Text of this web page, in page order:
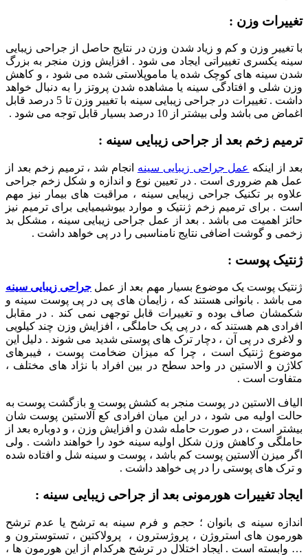
تغییرات وزن :
با تغییر وزن و کم و زیاد شدن وزن در نتایج حاصل از جراحی زیبایی
سینه یکسری تغییراتی ایجاد می شود . افزایش وزن منجر به بزرگ
شدن سینه های کوچک شده یا ماموپلاستی شده می شود ، و کاهش
وزن شلی و افتادگی سینه یا مشاهده شدن پروتز را به دنبال خواهد
داشت . تغییرات در جراحی زیبایی سینه با تغییر وزن تا 5 درصد قابل
اغماض می باشد ولی بیشتر از 10 درصد بسیار قابل توجه می شود .
ترمیم زخم بعد از جراحی زیبایی سینه :
بعد از اینکه عمل جراحی زیبایی سینه انجام شد ، ترمیم زخم بعد از
عمل هم ضروری است . در تعیین نوع و اندازه و شکل زخم جراحی
علاوه بر تکنیک جراحی زیبایی سینه ، مراقبت های بیمار نیز مهم
است . برای ترمیم زخم ژنتیک و موارد بیوشیمیایی برای ترمیم نیز
حائز اهمیت می باشد . بعد از عمل جراحی زیبایی سینه ، مشکل بد
زخمی و گوشت اضافی نتایج نامناسبی را در پی خواهد داشت .
ژنتیک پوست :
ژنتیک پوست یک موضوع بسیار مهم بعد از عمل جراحی زیبایی سینه
می باشد . بانوانی هستند که ، زایمان های پی در پی پوست سینه و
شکمشان صاف بوده و تغییرات قابل توجهی نمی کند . در مقابل
افرادی هم هستند که ، در پی یک حاملگی ، افزایش وزن چند کیلویی
و لاغری در پی آن ، دچار ترک های پوستی شدید می شوند . دلیل این
موضوع ژنتیک است ، چرا که میزان ضخامت پوست ، فیبرهای
کلاژن و الاستین در واحد سطح در بین افراد با نژاد های مختلف ،
متفاوت است .
الیاف الاستین در پوست منجر به کشش پوست و بازگشت پوست به
حالت اولیه می شود ، در این میان افرادی کع آلاستین پوست شان
بیشتر است ، در صورت حامله شدن و افزایش وزن ، و دوباره بعد از
حاملگی و کاهش وزن شکل اولیه سینه خود را خواهند داشت . ولی
اگر میزن آلاستین پوست کم باشد ، پوست و سینه شل و افتاده شده
و ترک های پوستی را در پی خواهد داشت .
ایجاد تغییرات هورمونی بعد از جراحی زیبایی سینه :
اندازه سینه ی بانوان ؛ حجم و فرم سینه به ترشح یا عدم ترشح
هورمون های استروژن ، پروژسترون ، پرولاکتین ، تستوسترون و
… وابسته است . ایجاد اختلال در ترشح هرکدام از این هورمون ها ،